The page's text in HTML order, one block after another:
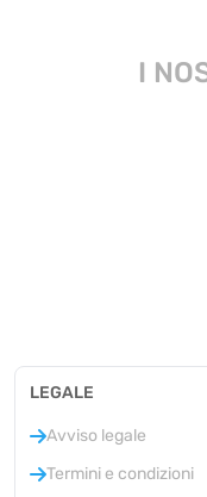
I
LEGALE
Avviso legale
Termini e condizioni